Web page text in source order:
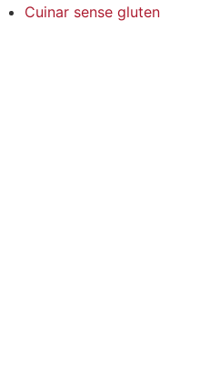
Cuinar sense gluten